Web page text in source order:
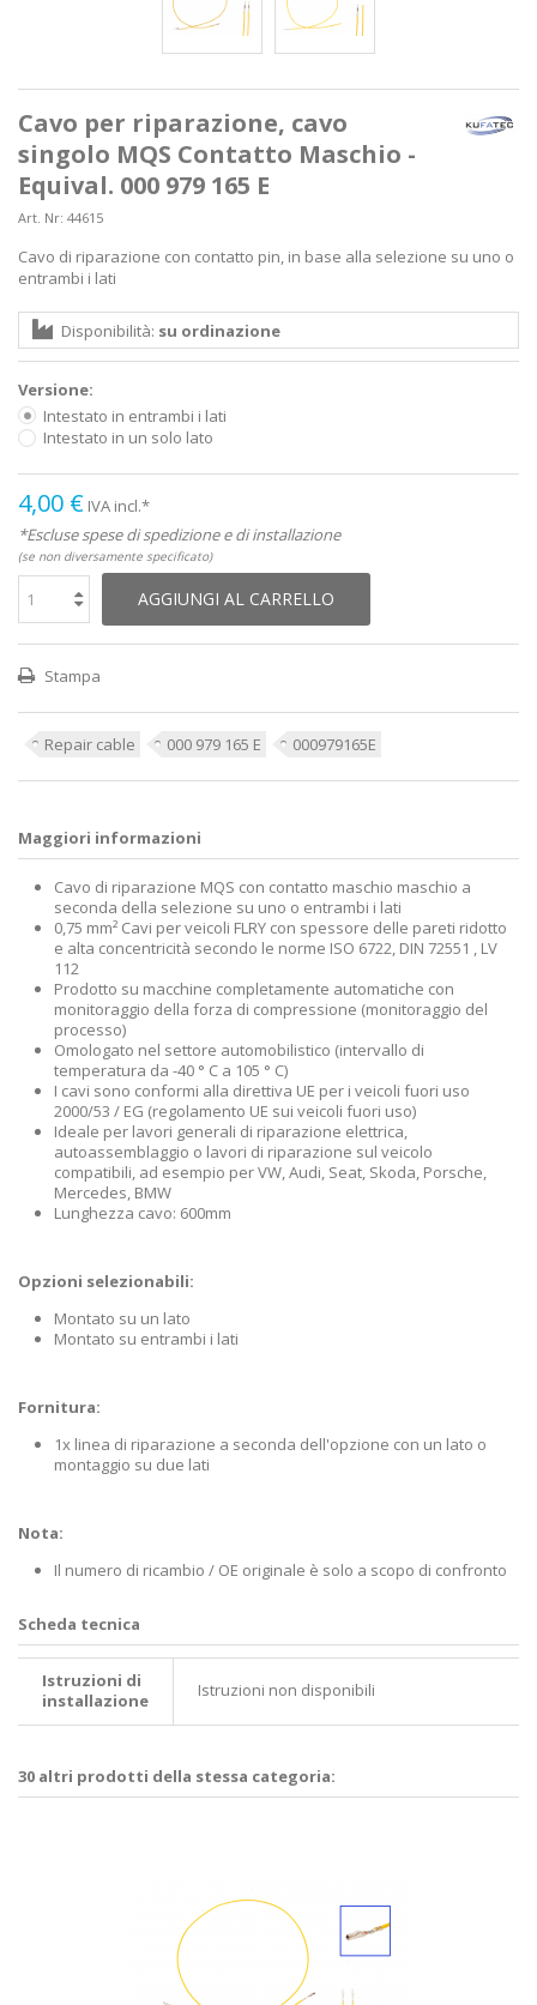
Cavo per riparazione, cavo
singolo MQS Contatto Maschio -
Equival. 000 979 165 E
Art. Nr: 44615
Cavo di riparazione con contatto pin, in base alla selezione su uno o
entrambi i lati
Disponibilità: su ordinazione
Versione:
Intestato in entrambi i lati
Intestato in un solo lato
4,00 € IVA incl.*
*Escluse spese di spedizione e di installazione
(se non diversamente specificato)
AGGIUNGI AL CARRELLO
Stampa
Repair cable 000 979 165 E 000979165E
Maggiori informazioni
Cavo di riparazione MQS con contatto maschio maschio a
seconda della selezione su uno o entrambi i lati
0,75 mm² Cavi per veicoli FLRY con spessore delle pareti ridotto
e alta concentricità secondo le norme ISO 6722, DIN 72551 , LV
112
Prodotto su macchine completamente automatiche con
monitoraggio della forza di compressione (monitoraggio del
processo)
Omologato nel settore automobilistico (intervallo di
temperatura da -40 ° C a 105 ° C)
I cavi sono conformi alla direttiva UE per i veicoli fuori uso
2000/53 / EG (regolamento UE sui veicoli fuori uso)
Ideale per lavori generali di riparazione elettrica,
autoassemblaggio o lavori di riparazione sul veicolo
compatibili, ad esempio per VW, Audi, Seat, Skoda, Porsche,
Mercedes, BMW
Lunghezza cavo: 600mm
Opzioni selezionabili:
Montato su un lato
Montato su entrambi i lati
Fornitura:
1x linea di riparazione a seconda dell'opzione con un lato o
montaggio su due lati
Nota:
Il numero di ricambio / OE originale è solo a scopo di confronto
Scheda tecnica
Istruzioni di
installazione
Istruzioni non disponibili
30 altri prodotti della stessa categoria: